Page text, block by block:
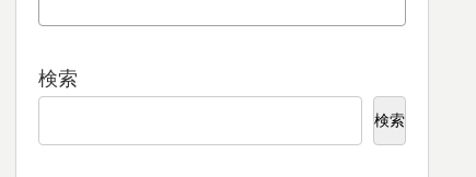
検索
検索